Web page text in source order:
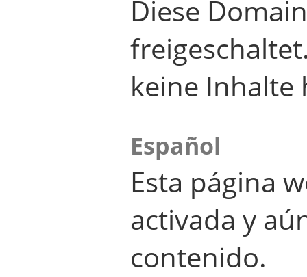
Diese
keine Inhalte
Español
Esta página
activada y
contenido.